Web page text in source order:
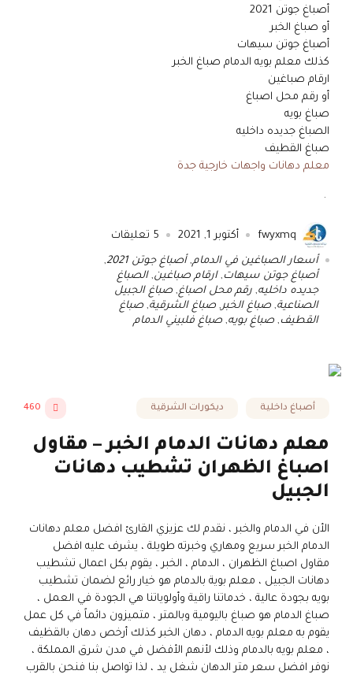
أصباغ جوتن 2021
أو صباغ الخبر
أصباغ جوتن سيهات
كذلك معلم بويه الدمام صباغ الخبر
ارقام صباغين
أو رقم محل اصباغ
صباغ بويه
الصباغ جديده داخليه
صباغ القطيف
معلم دهانات واجهات خارجية جدة
.
fwyxmq أكتوبر 1, 2021 5 تعليقات
أسعار الصباغين في الدمام,أصباغ جوتن 2021
,
أصباغ جوتن سيهات ,ارقام صباغين,الصباغ
جديده داخليه, رقم محل اصباغ, صباغ الجبيل
الصناعية, صباغ الخبر , صباغ الشرقية, صباغ
القطيف , صباغ بويه, صباغ فلبيني الدمام
أصباغ داخلية ديكورات الشرقية 460
معلم دهانات الدمام الخبر – مقاول
اصباغ الظهران تشطيب دهانات
الجبيل
الأن في الدمام والخبر ، نقدم لك عزيزي القارئ افضل معلم دهانات
الدمام الخبر سريع ومهاري وخبرته طويلة ، يشرف عليه افضل
مقاول اصباغ الظهران ، الدمام ، الخبر ، يقوم بكل اعمال تشطيب
دهانات الجبيل ، معلم بوية بالدمام هو خيار رائع لضمان تشطيب
بويه بجودة عالية ، خدماتنا راقية وأولوياتنا هي الجودة في العمل ،
صباغ الدمام هو صباغ باليومية وبالمتر ، متميزون دائماً في كل عمل
يقوم به معلم بويه الدمام ، دهان الخبر كذلك أرخص دهان بالقظيف
، معلم بويه بالدمام وذلك لأنهم الأفضل في مدن شرق المملكة ،
نوفر افضل سعر متر الدهان شغل يد ، لذا تواصل بنا فنحن بالقرب